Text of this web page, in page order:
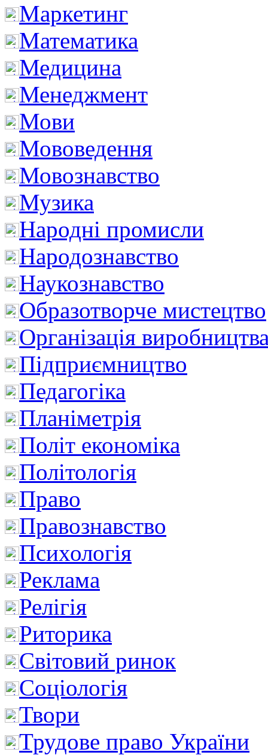
Маркетинг
Математика
Медицина
Менеджмент
Мови
Мововедення
Мовознавство
Музика
Народні промисли
Народознавство
Наукознавство
Образотворче мистецтво
Організація
Підприємництво
Педагогіка
Планіметрія
Політ економіка
Політологія
Право
Правознавство
Психологія
Реклама
Релігія
Риторика
Світовий ринок
Соціологія
Твори
Трудове право України